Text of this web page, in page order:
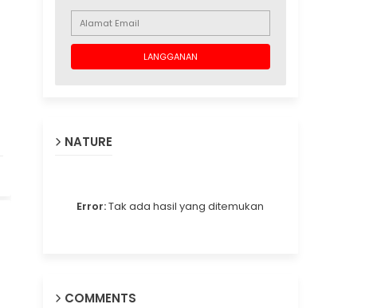
NATURE
Error:Tak ada hasil yang ditemukan
COMMENTS